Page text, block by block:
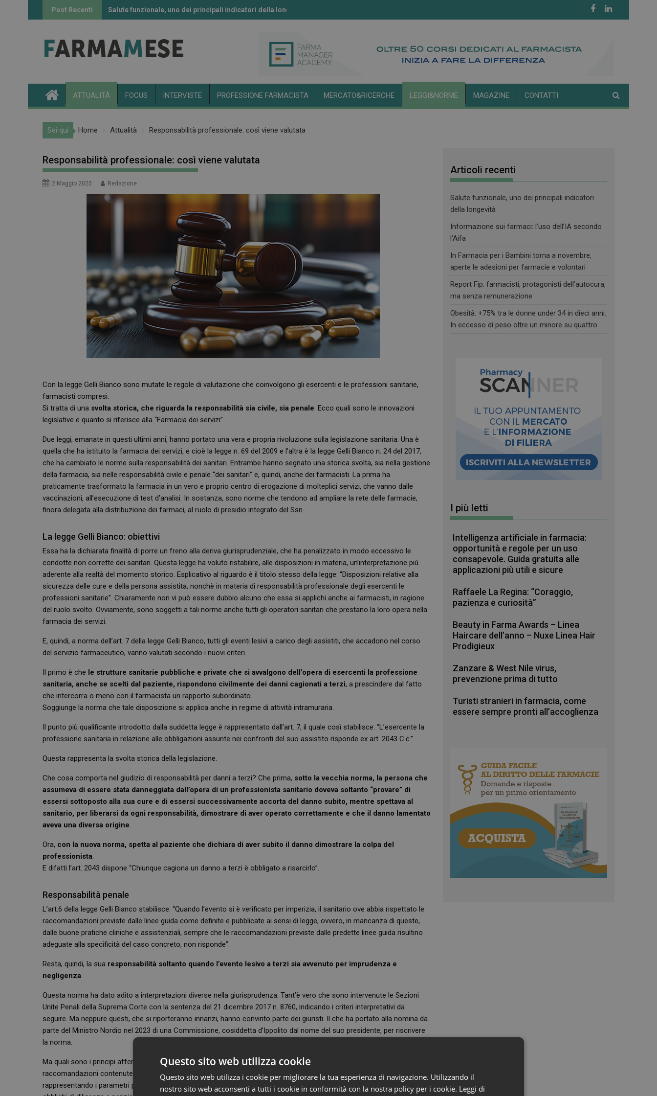
Post Recenti Salute funzionale, uno dei principali indicatori della longevità
Informazione sui farmaci: l’uso dell’IA secondo l’Aifa
ATTUALITÀ FOCUS INTERVISTE PROFESSIONE FARMACISTA MERCATO&RICERCHE LEGGI&NORME MAGAZINE CONTATTI
Sei qui Home Attualità Responsabilità professionale: così viene valutata
Responsabilità professionale: così viene valutata
2 Maggio 2025 Redazione
Con la legge Gelli Bianco sono mutate le regole di valutazione che coinvolgono gli esercenti e le professioni sanitarie,
farmacisti compresi.
Si tratta di una svolta storica, che riguarda la responsabilità sia civile, sia penale. Ecco quali sono le innovazioni
legislative e quanto si riferisce alla “Farmacia dei servizi”
Due leggi, emanate in questi ultimi anni, hanno portato una vera e propria rivoluzione sulla legislazione sanitaria. Una è
quella che ha istituito la farmacia dei servizi, e cioè la legge n. 69 del 2009 e l’altra è la legge Gelli Bianco n. 24 del 2017,
che ha cambiato le norme sulla responsabilità dei sanitari. Entrambe hanno segnato una storica svolta, sia nella gestione
della farmacia, sia nelle responsabilità civile e penale “dei sanitari” e, quindi, anche dei farmacisti. La prima ha
praticamente trasformato la farmacia in un vero e proprio centro di erogazione di molteplici servizi, che vanno dalle
vaccinazioni, all’esecuzione di test d’analisi. In sostanza, sono norme che tendono ad ampliare la rete delle farmacie,
finora delegata alla distribuzione dei farmaci, al ruolo di presidio integrato del Ssn.
La legge Gelli Bianco: obiettivi
Essa ha la dichiarata finalità di porre un freno alla deriva giurisprudenziale, che ha penalizzato in modo eccessivo le
condotte non corrette dei sanitari. Questa legge ha voluto ristabilire, alle disposizioni in materia, un’interpretazione più
aderente alla realtà del momento storico. Esplicativo al riguardo è il titolo stesso della legge: “Disposizioni relative alla
sicurezza delle cure e della persona assistita, nonchè in materia di responsabilità professionale degli esercenti le
professioni sanitarie”. Chiaramente non vi può essere dubbio alcuno che essa si applichi anche ai farmacisti, in ragione
del ruolo svolto. Ovviamente, sono soggetti a tali norme anche tutti gli operatori sanitari che prestano la loro opera nella
farmacia dei servizi.
E, quindi, a norma dell’art. 7 della legge Gelli Bianco, tutti gli eventi lesivi a carico degli assistiti, che accadono nel corso
del servizio farmaceutico, vanno valutati secondo i nuovi criteri.
Il primo è che le strutture sanitarie pubbliche e private che si avvalgono dell’opera di esercenti la professione
sanitaria, anche se scelti dal paziente, rispondono civilmente dei danni cagionati a terzi, a prescindere dal fatto
che intercorra o meno con il farmacista un rapporto subordinato.
Soggiunge la norma che tale disposizione si applica anche in regime di attività intramuraria.
Il punto più qualificante introdotto dalla suddetta legge è rappresentato dall’art. 7, il quale così stabilisce: “L’esercente la
professione sanitaria in relazione alle obbligazioni assunte nei confronti del suo assistito risponde ex art. 2043 C.c.”.
Questa rappresenta la svolta storica della legislazione.
Che cosa comporta nel giudizio di responsabilità per danni a terzi? Che prima, sotto la vecchia norma, la persona che
assumeva di essere stata danneggiata dall’opera di un professionista sanitario doveva soltanto “provare” di
essersi sottoposto alla sua cure e di essersi successivamente accorta del danno subito, mentre spettava al
sanitario, per liberarsi da ogni responsabilità, dimostrare di aver operato correttamente e che il danno lamentato
aveva una diversa origine.
Ora, con la nuova norma, spetta al paziente che dichiara di aver subito il danno dimostrare la colpa del
professionista.
E difatti l’art. 2043 dispone “Chiunque cagiona un danno a terzi è obbligato a risarcirlo”.
Responsabilità penale
L’art.6 della legge Gelli Bianco stabilisce: “Quando l’evento si è verificato per imperizia, il sanitario ove abbia rispettato le
raccomandazioni previste dalle linee guida come definite e pubblicate ai sensi di legge, ovvero, in mancanza di queste,
dalle buone pratiche cliniche e assistenziali, sempre che le raccomandazioni previste dalle predette linee guida risultino
adeguate alla specificità del caso concreto, non risponde”.
Resta, quindi, la sua responsabilità soltanto quando l’evento lesivo a terzi sia avvenuto per imprudenza e
negligenza.
Questa norma ha dato adito a interpretazioni diverse nella giurisprudenza. Tant’è vero che sono intervenute le Sezioni
Unite Penali della Suprema Corte con la sentenza del 21 dicembre 2017 n. 8760, indicando i criteri interpretativi da
seguire. Ma neppure questi, che si riporteranno innanzi, hanno convinto parte dei giuristi. Il che ha portato alla nomina da
parte del Ministro Nordio nel 2023 di una Commissione, cosiddetta d’Ippolito dal nome del suo presidente, per riscrivere
la norma.
Ma quali sono i principi affermati dalle Sezioni Unite? In tema di responsabilità dell’esercente la professione sanitaria le
raccomandazioni contenute nelle linee guida definite e pubblicate, ai sensi dell’art. 5 della legge 8 marzo 2017 n. 24, pur
rappresentando i parametri precostituiti a cui il Giudice deve tendenzialmente attenersi nel valutare l’osservanza degli
Articoli recenti
Salute funzionale, uno dei principali indicatori
della longevità
Informazione sui farmaci: l’uso dell’IA secondo
l’Aifa
In Farmacia per i Bambini torna a novembre,
aperte le adesioni per farmacie e volontari
Report Fip: farmacisti, protagonisti dell’autocura,
ma senza remunerazione
Obesità: +75% tra le donne under 34 in dieci anni.
In eccesso di peso oltre un minore su quattro
I più letti
Intelligenza artificiale in farmacia:
opportunità e regole per un uso
consapevole. Guida gratuita alle
applicazioni più utili e sicure
Raffaele La Regina: “Coraggio,
pazienza e curiosità”
Beauty in Farma Awards – Linea
Haircare dell’anno – Nuxe Linea Hair
Prodigieux
Zanzare & West Nile virus,
prevenzione prima di tutto
Turisti stranieri in farmacia, come
essere sempre pronti all’accoglienza
Questo sito web utilizza cookie
Questo sito web utilizza i cookie per migliorare la tua esperienza di navigazione. Utilizzando il
nostro sito web acconsenti a tutti i cookie in conformità con la nostra policy per i cookie. Leggi di